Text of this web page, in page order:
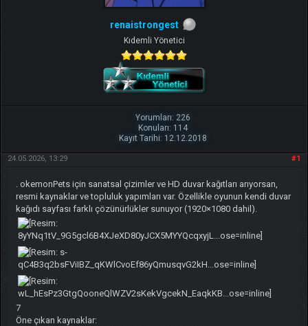
renaistrongest
Kıdemli Yönetici
Yorumları: 226
Konuları: 114
Kayıt Tarihi: 12.12.2018
#1
24.05.2026, 13:29
. okemonPets için sanatsal çizimler ve HD duvar kağıtları arıyorsan,
resmi kaynaklar ve topluluk yapımları var. Özellikle oyunun kendi duvar
kağıdı sayfası farklı çözünürlükler sunuyor (1920×1080 dahil).
7
Öne çıkan kaynaklar: